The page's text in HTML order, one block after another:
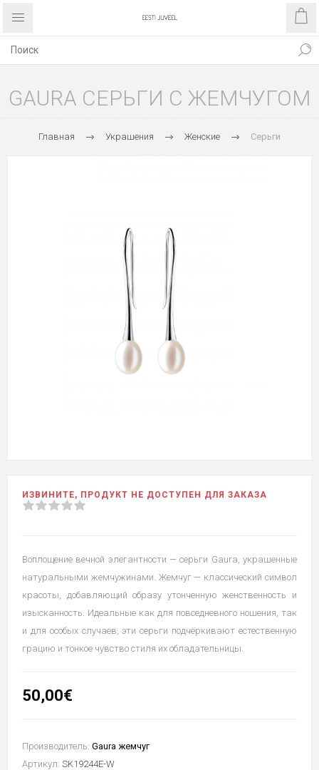
GAURA СЕРЬГИ С ЖЕМЧУГОМ
Главная Украшения Женские Серьги
ИЗВИНИТЕ, ПРОДУКТ НЕ ДОСТУПЕН ДЛЯ ЗАКАЗА
Воплощение вечной элегантности — серьги Gaura, украшенные
натуральными жемчужинами. Жемчуг — классический символ
красоты, добавляющий образу утонченную женственность и
изысканность. Идеальные как для повседневного ношения, так
и для особых случаев, эти серьги подчёркивают естественную
грацию и тонкое чувство стиля их обладательницы.
50,00€
Производитель: Gaura жемчуг
Артикул: SK19244E-W